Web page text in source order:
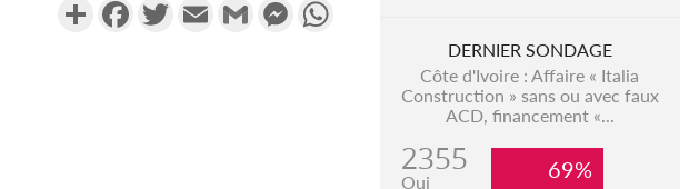
PartagerFacebookTwitterEmail Gmail Messenger
DERNIER SONDAGE
Côte d'Ivoire : Affaire « Italia
Construction » sans ou avec faux
ACD, financement «...
2355
Oui 69%